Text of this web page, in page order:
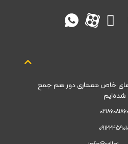
خاص معماری دور هم جمع
شده‌ایم